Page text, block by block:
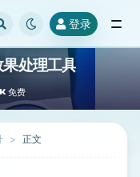
登录
处理工具
免费
正文